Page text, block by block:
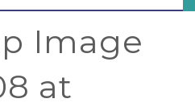
Image
at